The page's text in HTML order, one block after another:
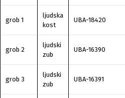
grob 1
ljudska
kost
UBA-18420
grob 2
ljudski
zub
UBA-16390
grob 3
ljudski
zub
UBA-16391